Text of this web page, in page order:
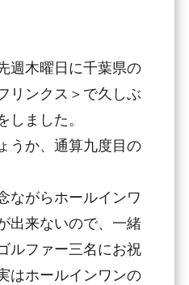
週木曜日に千葉県の
リンクス＞で久しぶ
しました。
うか、通算九度目の
ながらホールインワ
出来ないので、一緒
ルファー三名にお祝
はホールインワンの